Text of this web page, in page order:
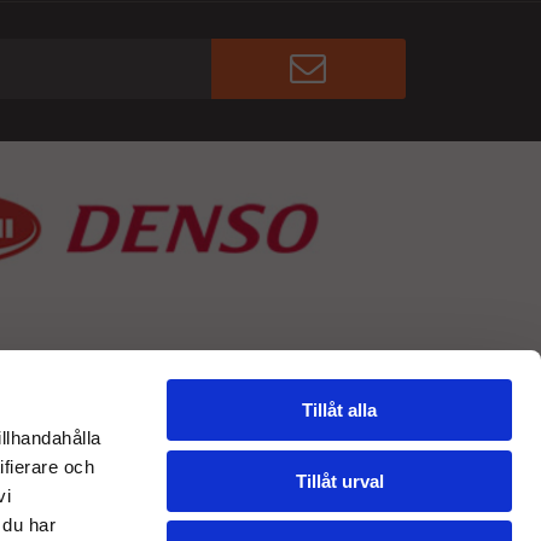
och
har
Tillåt alla
Tillåt urval